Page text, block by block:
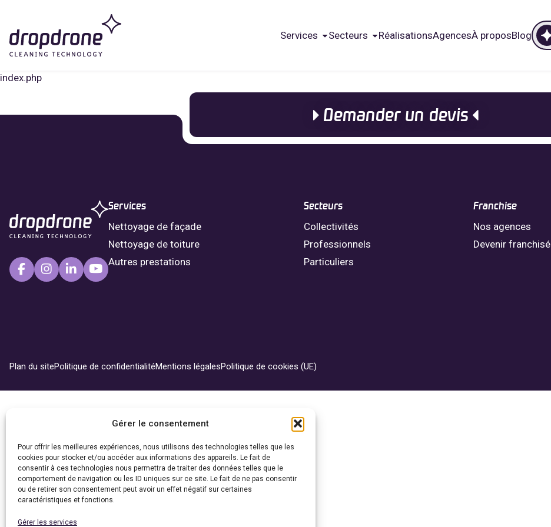
Gérer le consentement
Pour offrir les meilleures expériences, nous utilisons des technologies telles que les
cookies pour stocker et/ou accéder aux informations des appareils. Le fait de
consentir à ces technologies nous permettra de traiter des données telles que le
comportement de navigation ou les ID uniques sur ce site. Le fait de ne pas consentir
ou de retirer son consentement peut avoir un effet négatif sur certaines
caractéristiques et fonctions.
Gérer les services
Services Secteurs RéalisationsAgencesÀ proposBlog
index.php
Demander un devis
Services
Nettoyage de façade
Nettoyage de toiture
Autres prestations
Secteurs
Collectivités
Professionnels
Particuliers
Franchise
Nos agences
Devenir franchisé
Plan du sitePolitique de confidentialitéMentions légalesPolitique de cookies (UE)